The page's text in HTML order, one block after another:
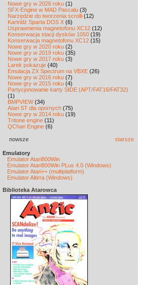
Nowe gry w 2026 roku (1)
SFX-Engine w MAD Pascalu (3)
Narzędzie do tworzenia scrolli (12)
Kartridż Sparta DOS X (6)
Usprawnienia magnetofonu XC12 (12)
Konserwacja stacji dysków 1050 (19)
Konserwacja magnetofonu XC12 (15)
Nowe gry w 2020 roku (2)
Nowe gry w 2019 roku (35)
Nowe gry w 2017 roku (3)
Larek pokazuje (40)
Emulacja ZX Spectrum na VBXE (26)
Nowe gry w 2016 roku (7)
Nowe gry w 2015 roku (4)
Partycjonowanie karty SIDE (APT/FAT16/FAT32)
(1)
BMPVIEW(34)
Atari ST dla opornych (75)
Nowe gry w 2014 roku (19)
Tritone engine (11)
QChan Engine (6)
nowsze starsze
Emulatory
Emulator Atari800Win
Emulator Atari800Win PLus 4.0 (Windows)
Emulator Atari++ (multiplatform)
Emulator Altirra (Windows)
Biblioteka Atarowca